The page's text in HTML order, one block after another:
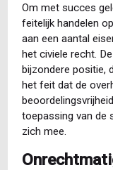
Om met succes
feitelijk handelen
aan een aantal
het civiele recht.
bijzondere positie,
het feit dat de
toepassing van de
zich mee.